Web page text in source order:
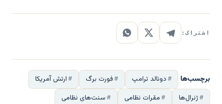
اشتراک:
برچسب‌ها دونالد ترامپ فورت برگ
ارتش آمریکا
ژنرال‌ها
مقرات نظامی
سنت‌های نظامی